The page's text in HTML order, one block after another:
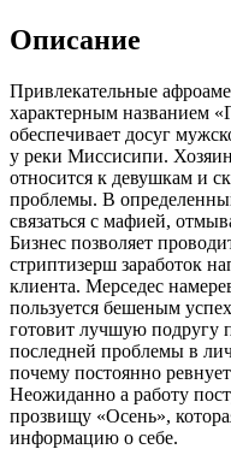
Описание
Привлекательные
характерным названием
обеспечивает досуг
у реки Миссисипи.
относится к девушкам и
проблемы. В
связаться с мафией,
Бизнес позволяет
стриптизерш заработок
клиента. Мерседес
пользуется бешеным
готовит лучшую
последней проблемы в
почему постоянно
Неожиданно а работу
прозвищу «Осень»,
информацию о себе.